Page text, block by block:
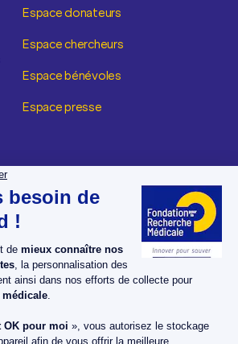
Espace donateurs
Espace chercheurs
Espace bénévoles
Espace presse
Mentions légales